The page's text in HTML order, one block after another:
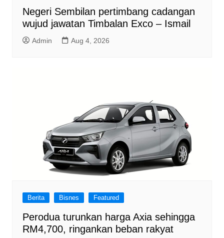
Negeri Sembilan pertimbang cadangan
wujud jawatan Timbalan Exco – Ismail
Admin Aug 4, 2026
Berita Bisnes Featured
Perodua turunkan harga Axia sehingga
RM4,700, ringankan beban rakyat